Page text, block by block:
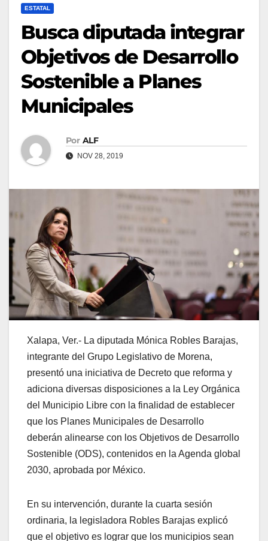
ESTATAL
Busca diputada integrar
Objetivos de Desarrollo
Sostenible a Planes
Municipales
Por ALF
NOV 28, 2019
Xalapa, Ver.- La diputada Mónica Robles Barajas,
integrante del Grupo Legislativo de Morena,
presentó una iniciativa de Decreto que reforma y
adiciona diversas disposiciones a la Ley Orgánica
del Municipio Libre con la finalidad de establecer
que los Planes Municipales de Desarrollo
deberán alinearse con los Objetivos de Desarrollo
Sostenible (ODS), contenidos en la Agenda global
2030, aprobada por México.
En su intervención, durante la cuarta sesión
ordinaria, la legisladora Robles Barajas explicó
que el objetivo es lograr que los municipios sean